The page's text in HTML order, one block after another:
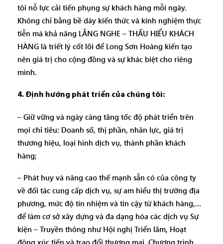
tôi nỗ lực cải tiến phụng sự khách hàng mỗi ngày.
Không chỉ bằng bề dày kiến thức và kinh nghiệm thực
tiễn mà khả năng LẮNG NGHE – THẤU HIỂU KHÁCH
HÀNG là triết lý cốt lõi để Long Sơn Hoàng kiến tạo
nên giá trị cho cộng đồng và sự khác biệt cho riêng
mình.
4. Định hướng phát triển của chúng tôi:
– Giữ vững và ngày càng tăng tốc độ phát triển trên
mọi chỉ tiêu: Doanh số, thị phần, nhân lực, giá trị
thương hiệu, loại hình dịch vụ, thành phần khách
hàng;
– Phát huy và nâng cao thế mạnh sẵn có của công ty
về đối tác cung cấp dịch vụ, sự am hiểu thị trường địa
phương, mức độ tín nhiệm và tin cậy từ khách hàng,…
để làm cơ sở xây dựng và đa dạng hóa các dịch vụ Sự
kiện – Truyền thông như Hội nghị Triển lãm, Hoạt
động xúc tiến và trao đổi thương mại, Chương trình